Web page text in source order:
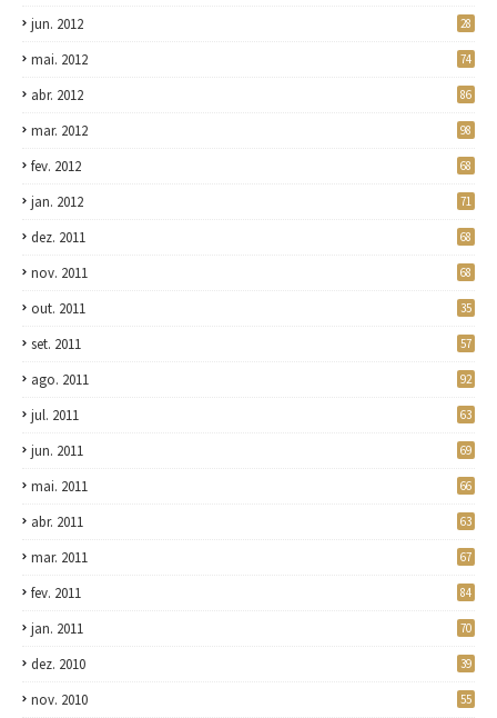
jun. 2012 28
mai. 2012 74
abr. 2012 86
mar. 2012 98
fev. 2012 68
jan. 2012 71
dez. 2011 68
nov. 2011 68
out. 2011 35
set. 2011 57
ago. 2011 92
jul. 2011 63
jun. 2011 69
mai. 2011 66
abr. 2011 63
mar. 2011 67
fev. 2011 84
jan. 2011 70
dez. 2010 39
nov. 2010 55